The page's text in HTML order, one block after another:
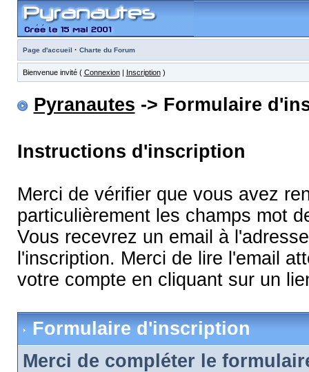
Page d'accueil · Charte du Forum
Bienvenue invité ( Connexion| Inscription)
Pyranautes -> Formulaire
Instructions d'inscription
Merci de vérifier que vous avez
particulièrement les champs mot
Vous recevrez un email à
l'inscription. Merci de lire l'email
votre compte en cliquant sur un
Formulaire d'inscription
Merci de compléter le